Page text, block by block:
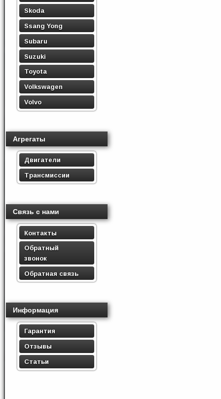
Skoda
Ssang Yong
Subaru
Suzuki
Toyota
Volkswagen
Volvo
Агрегаты
Двигатели
Трансмиссии
Связь с нами
Контакты
Обратный
звонок
Обратная связь
Информация
Гарантия
Отзывы
Статьи